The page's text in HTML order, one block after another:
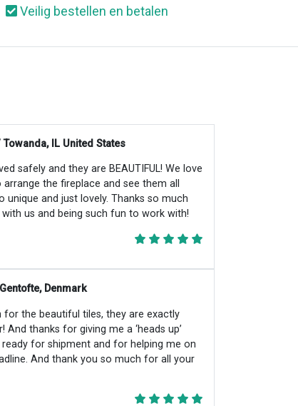
Veilig bestellen en betalen
IL United States
safely and they are BEAUTIFUL! We love
arrange the fireplace and see them all
unique and just lovely. Thanks so much
us and being such fun to work with!
Denmark
for the beautiful tiles, they are exactly
And thanks for giving me a ‘heads up’
for shipment and for helping me on
And thank you so much for all your